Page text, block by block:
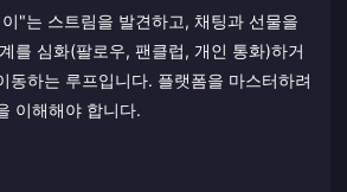
"는 스트림을 발견하고, 채팅과 선물을
를 심화(팔로우, 팬클럽, 개인 통화)하거
동하는 루프입니다. 플랫폼을 마스터하려
이해해야 합니다.